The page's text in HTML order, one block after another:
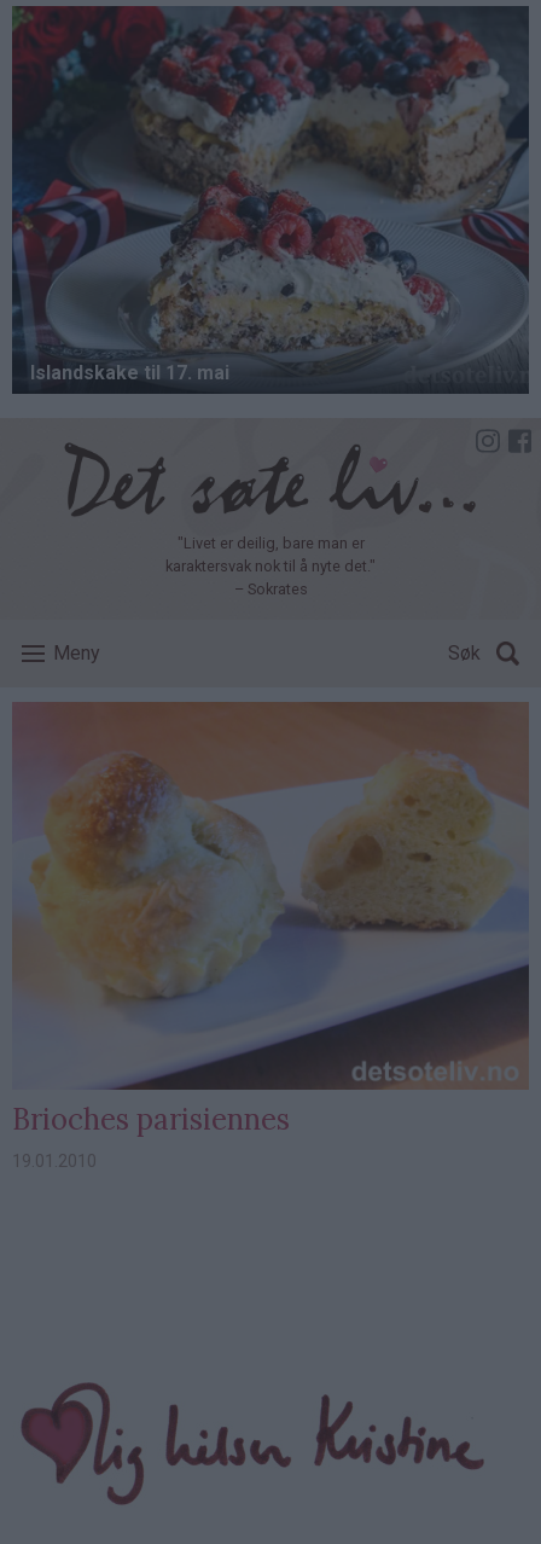
Hopp
hovedinnhold
"Livet er deilig, bare man er
karaktersvak nok til å nyte det."
– Sokrates
Meny Søk
Brioches parisiennes
19.01.2010